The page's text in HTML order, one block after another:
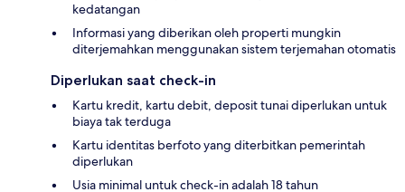
kedatangan
Informasi yang diberikan oleh properti mungkin
diterjemahkan menggunakan sistem terjemahan otomatis
Diperlukan saat check-in
Kartu kredit, kartu debit, deposit tunai diperlukan untuk
biaya tak terduga
Kartu identitas berfoto yang diterbitkan pemerintah
diperlukan
Usia minimal untuk check-in adalah 18 tahun